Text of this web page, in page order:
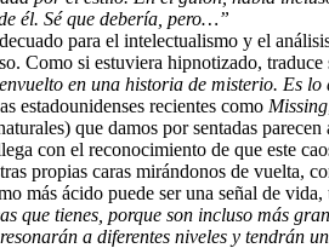
él. Sé que debería, pero…”
para el intelectualismo y el
Como si estuviera hipnotizado,
en una historia de misterio. Es
estadounidenses recientes como Missing
que damos por sentadas
con el reconocimiento de que este
propias caras mirándonos de vuelta,
más ácido puede ser una señal de
que tienes, porque son incluso más
a diferentes niveles y tendrán